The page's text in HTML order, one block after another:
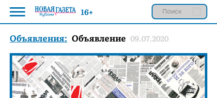
Объявления: Объявление 09.07.2020
16+